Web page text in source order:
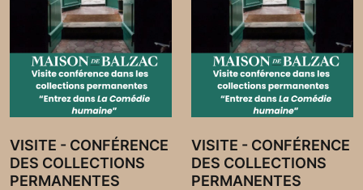
VISITE - CONFÉRENCE
DES COLLECTIONS
PERMANENTES
VISITE - CONFÉRENCE
DES COLLECTIONS
PERMANENTES